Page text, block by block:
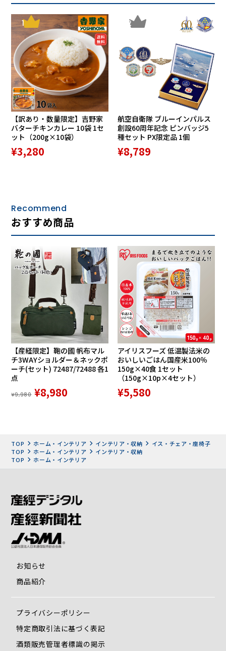
1
【訳あり・数量限定】吉野家
バターチキンカレー 10袋 1セ
ット（200g×10袋）
¥3,280
2
航空自衛隊 ブルーインパルス
創設60周年記念 ピンバッジ5
種セット PX限定品 1個
¥8,789
Recommend
おすすめ商品
【産経限定】鞄の國 帆布マル
チ3WAYショルダー＆ネックポ
ーチ(セット) 72487/72488 各1
点
¥9,980 ¥8,980
アイリスフーズ 低温製法米の
おいしいごはん国産米100％
150g×40食 1セット
（150g×10p×4セット）
¥5,580
TOP ホーム・インテリア インテリア・収納
イス・チェア・座椅子
TOP
ホーム・インテリア
インテリア・収納
TOP
ホーム・インテリア
お知らせ
商品紹介
プライバシーポリシー
特定商取引法に基づく表記
酒類販売管理者標識の掲示